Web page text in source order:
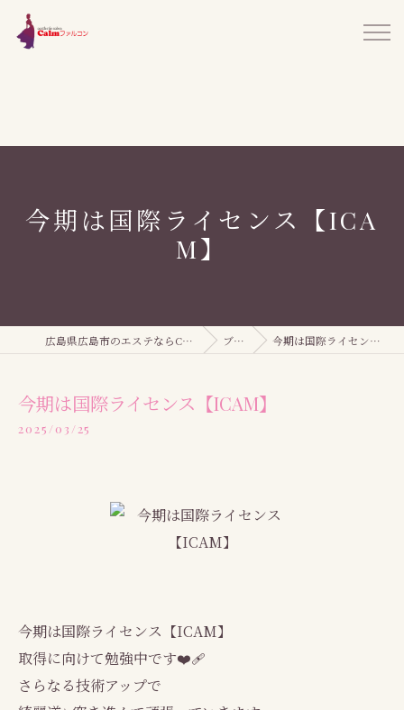
今期は国際ライセンス【ICA
M】
広島県広島市のエステならCalmファルコン ブログ 今期は国際ライセンス【ICAM】
今期は国際ライセンス【ICAM】
2025/03/25
今期は国際ライセンス【ICAM】
取得に向けて勉強中です❤️‍🩹
さらなる技術アップで